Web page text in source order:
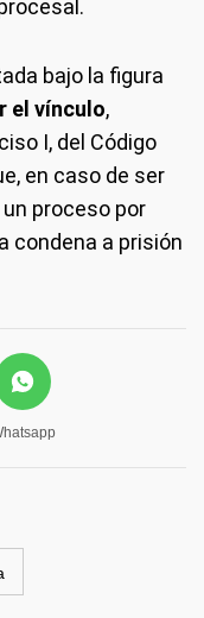
bajo la figura
el vínculo,
I, del Código
en caso de ser
un proceso por
condena a prisión